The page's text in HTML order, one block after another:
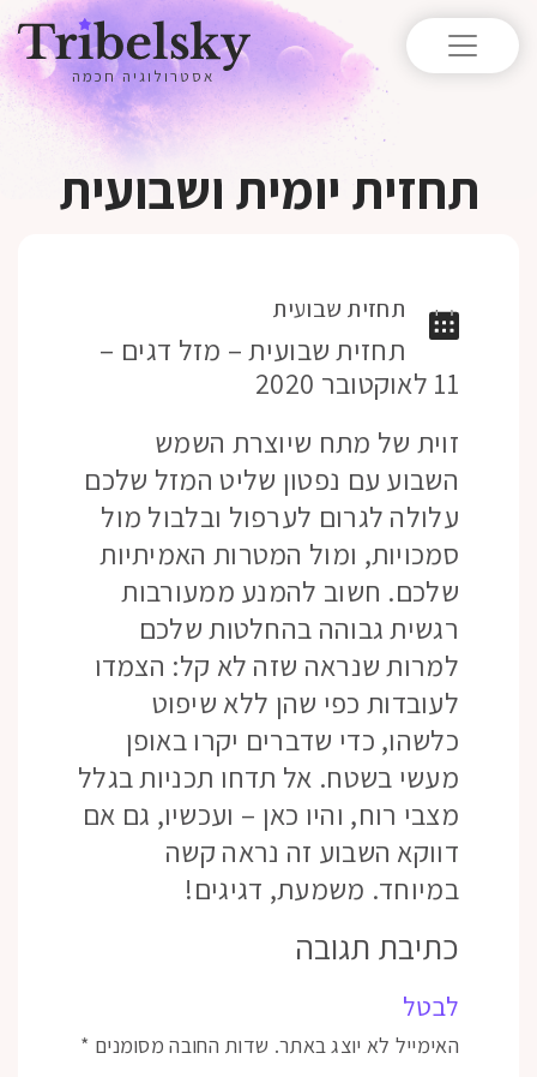
אסטרולוגיה חכמה
תחזית יומית ושבועית
תחזית שבועית
תחזית שבועית – מזל דגים –
11 לאוקטובר 2020
זוית של מתח שיוצרת השמש
השבוע עם נפטון שליט המזל שלכם
עלולה לגרום לערפול ובלבול מול
סמכויות, ומול המטרות האמיתיות
שלכם. חשוב להמנע ממעורבות
רגשית גבוהה בהחלטות שלכם
למרות שנראה שזה לא קל: הצמדו
לעובדות כפי שהן ללא שיפוט
כלשהו, כדי שדברים יקרו באופן
מעשי בשטח. אל תדחו תכניות בגלל
מצבי רוח, והיו כאן – ועכשיו, גם אם
דווקא השבוע זה נראה קשה
במיוחד. משמעת, דגיגים!
כתיבת תגובה
לבטל
האימייל לא יוצג באתר. שדות החובה מסומנים *